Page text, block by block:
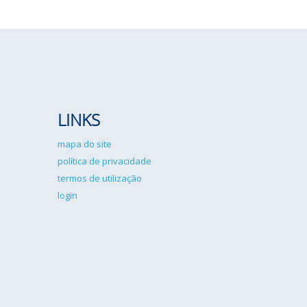
LINKS
mapa do site
política de privacidade
termos de utilização
login